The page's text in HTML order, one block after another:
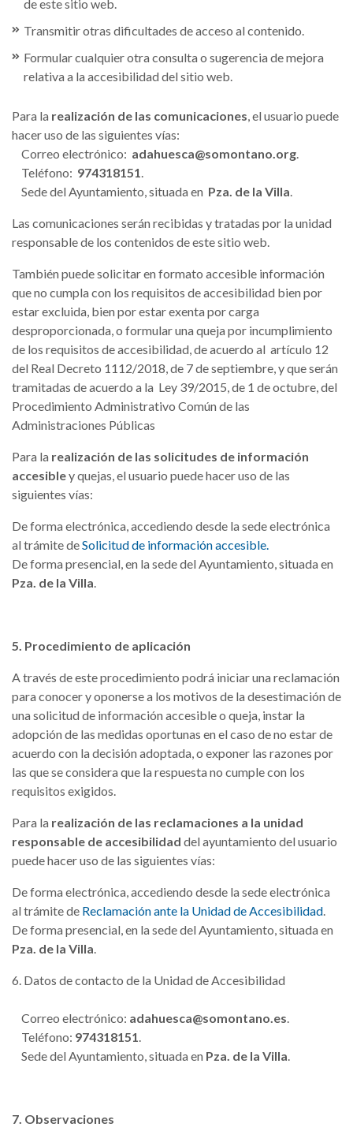
de este sitio web.
Transmitir otras dificultades de acceso al contenido.
Formular cualquier otra consulta o sugerencia de mejora
relativa a la accesibilidad del sitio web.
Para la realización de las comunicaciones, el usuario puede
hacer uso de las siguientes vías:
Correo electrónico: adahuesca@somontano.org.
Teléfono: 974318151.
Sede del Ayuntamiento, situada en Pza. de la Villa.
Las comunicaciones serán recibidas y tratadas por la unidad
responsable de los contenidos de este sitio web.
También puede solicitar en formato accesible información
que no cumpla con los requisitos de accesibilidad bien por
estar excluida, bien por estar exenta por carga
desproporcionada, o formular una queja por incumplimiento
de los requisitos de accesibilidad, de acuerdo al artículo 12
del Real Decreto 1112/2018, de 7 de septiembre, y que serán
tramitadas de acuerdo a la Ley 39/2015, de 1 de octubre, del
Procedimiento Administrativo Común de las
Administraciones Públicas
Para la realización de las solicitudes de información
accesibley quejas, el usuario puede hacer uso de las
siguientes vías:
De forma electrónica, accediendo desde la sede electrónica
al trámite deSolicitud de información accesible.
De forma presencial, en la sede del Ayuntamiento, situada en
Pza. de la Villa.
5. Procedimiento de aplicación
A través de este procedimiento podrá iniciar una reclamación
para conocer y oponerse a los motivos de la desestimación de
una solicitud de información accesible o queja, instar la
adopción de las medidas oportunas en el caso de no estar de
acuerdo con la decisión adoptada, o exponer las razones por
las que se considera que la respuesta no cumple con los
requisitos exigidos.
Para la realización de las reclamaciones a la unidad
responsable de accesibilidad del ayuntamiento del usuario
puede hacer uso de las siguientes vías:
De forma electrónica, accediendo desde la sede electrónica
al trámite de Reclamación ante la Unidad de Accesibilidad.
De forma presencial, en la sede del Ayuntamiento, situada en
Pza. de la Villa.
6. Datos de contacto de la Unidad de Accesibilidad
Correo electrónico: adahuesca@somontano.es.
Teléfono: 974318151.
Sede del Ayuntamiento, situada en Pza. de la Villa.
7. Observaciones